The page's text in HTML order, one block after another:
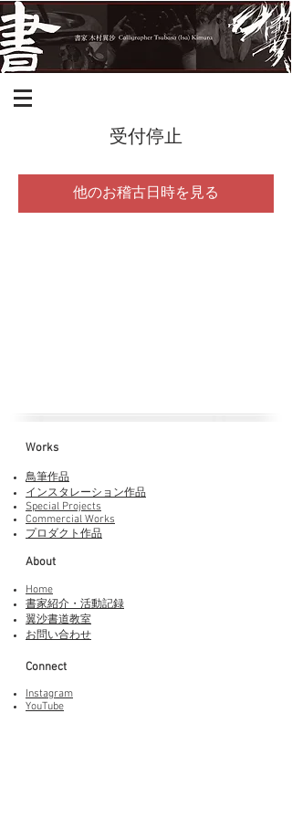
受付停止
他のお稽古日時を見る
Works​
鳥筆作品
インスタレーション作品
Special Projects
Commercial Works
プロダクト作品
About
Home
書家紹介・活動記録
​翼沙書道教室
お問い合わせ
Connect
Instagram
YouTube